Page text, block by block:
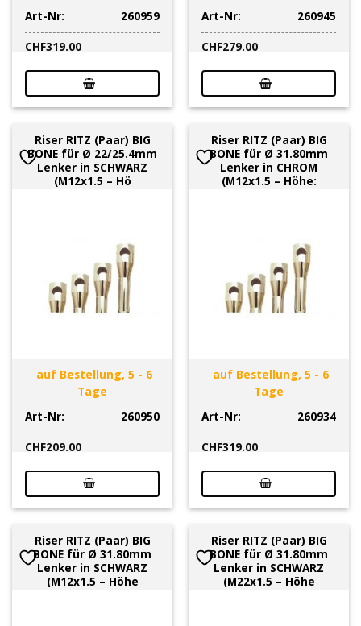
Art-Nr:
260959
CHF319.00
Art-Nr:
260945
CHF279.00
Riser RITZ (Paar) BIG
BONE für Ø 22/25.4mm
Lenker in SCHWARZ
(M12x1.5 – Hö
auf Bestellung, 5 - 6
Tage
Art-Nr:
260950
CHF209.00
Riser RITZ (Paar) BIG
BONE für Ø 31.80mm
Lenker in CHROM
(M12x1.5 – Höhe:
auf Bestellung, 5 - 6
Tage
Art-Nr:
260934
CHF319.00
Riser RITZ (Paar) BIG
BONE für Ø 31.80mm
Lenker in SCHWARZ
(M12x1.5 – Höhe
Riser RITZ (Paar) BIG
BONE für Ø 31.80mm
Lenker in SCHWARZ
(M22x1.5 – Höhe